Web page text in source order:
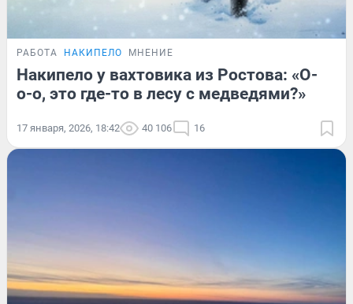
РАБОТА НАКИПЕЛО МНЕНИЕ
Накипело у вахтовика из Ростова: «О-
о-о, это где-то в лесу с медведями?»
17 января, 2026, 18:42 40 106 16